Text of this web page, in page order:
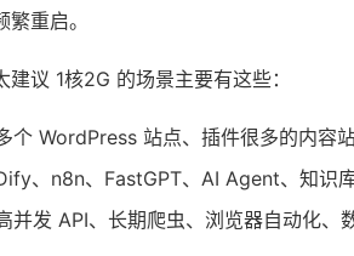
繁重启。
建议 1核2G 的场景主要有这些：
个 WordPress 站点、插件很多的内容站
、n8n、FastGPT、AI Agent、知识
并发 API、长期爬虫、浏览器自动化、